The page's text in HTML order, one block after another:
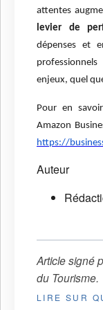
attentes
levier de
dépenses et
enjeux, quel
Pour en
Amazon
https://
Auteur
Article signé
du Tourisme.
LIRE SUR